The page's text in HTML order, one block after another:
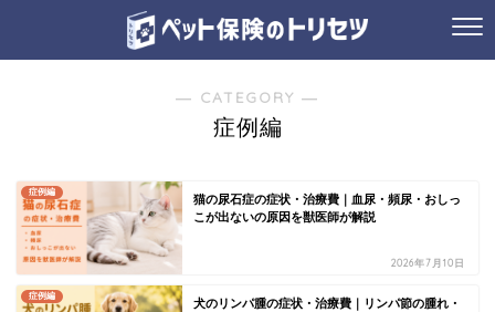
― CATEGORY ―
症例編
症例編
猫の尿石症の症状・治療費｜血尿・頻尿・おしっ
こが出ないの原因を獣医師が解説
2026年7月10日
症例編
犬のリンパ腫の症状・治療費｜リンパ節の腫れ・